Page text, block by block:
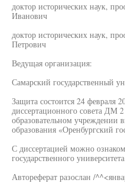
доктор исторических наук,
Иванович
доктор исторических наук,
Петрович
Ведущая организация:
Самарский государственный
Защита состоится 24 февраля
диссертационного совета ДМ
образовательном учреждении
образования «Оренбургский
С диссертацией можно
государственного
Автореферат разослан /